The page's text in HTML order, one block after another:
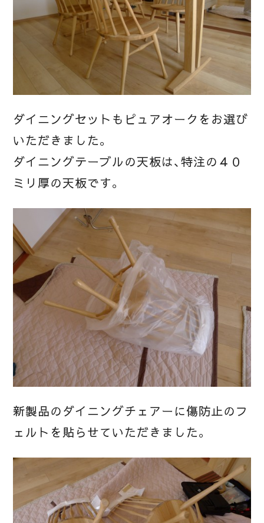
ダイニングセットもピュアオークをお選び
いただきました。
ダイニングテーブルの天板は、特注の４０
ミリ厚の天板です。
新製品のダイニングチェアーに傷防止のフ
ェルトを貼らせていただきました。